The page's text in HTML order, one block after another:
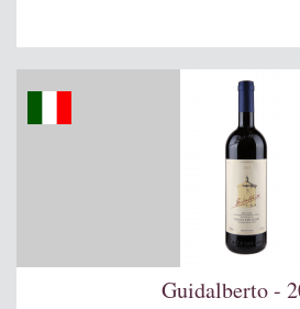
Guidalberto -